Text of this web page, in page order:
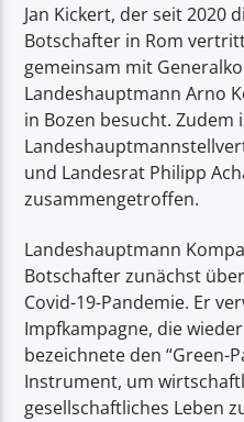
Radio Dolomiti
Jan Kickert, der seit 2020
Botschafter in Rom
gemeinsam mit
Landeshauptmann Arno
in Bozen besucht.
und Landesrat Philipp
zusammengetroffen.
Landeshauptmann
Botschafter zunächst
Covid-19-Pandemie. Er
Impfkampagne, die
bezeichnete den “Green-
Instrument, um
gesellschaftliches Leben